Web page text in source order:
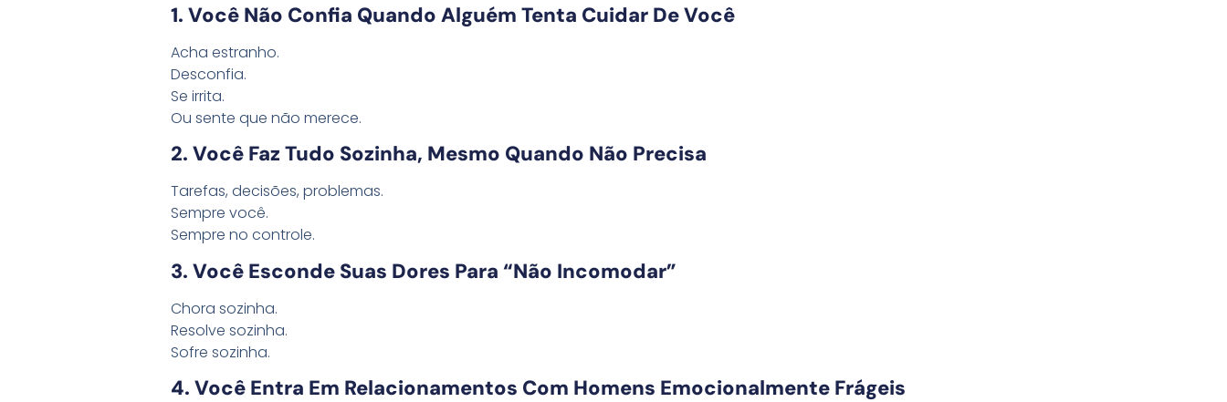
1. Você Não Confia Quando Alguém Tenta Cuidar De Você
Acha estranho.
Desconfia.
Se irrita.
Ou sente que não merece.
2. Você Faz Tudo Sozinha, Mesmo Quando Não Precisa
Tarefas, decisões, problemas.
Sempre você.
Sempre no controle.
3. Você Esconde Suas Dores Para “não Incomodar”
Chora sozinha.
Resolve sozinha.
Sofre sozinha.
4. Você Entra Em Relacionamentos Com Homens Emocionalmente Frágeis